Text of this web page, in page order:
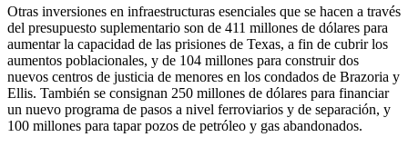
Otras inversiones en infraestructuras esenciales que se hacen a través
del presupuesto suplementario son de 411 millones de dólares para
aumentar la capacidad de las prisiones de Texas, a fin de cubrir los
aumentos poblacionales, y de 104 millones para construir dos
nuevos centros de justicia de menores en los condados de Brazoria y
Ellis. También se consignan 250 millones de dólares para financiar
un nuevo programa de pasos a nivel ferroviarios y de separación, y
100 millones para tapar pozos de petróleo y gas abandonados.